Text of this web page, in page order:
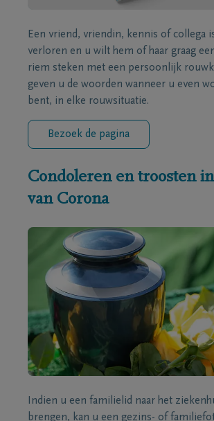
Een vriend, vriendin, kennis of collega
verloren en u wilt hem of haar graag
riem steken met een persoonlijk
geven u de woorden wanneer u even
bent, in elke rouwsituatie.
Bezoek de pagina
Condoleren en troosten
van Corona
Indien u een familielid naar het
brengen, kan u een gezins- of